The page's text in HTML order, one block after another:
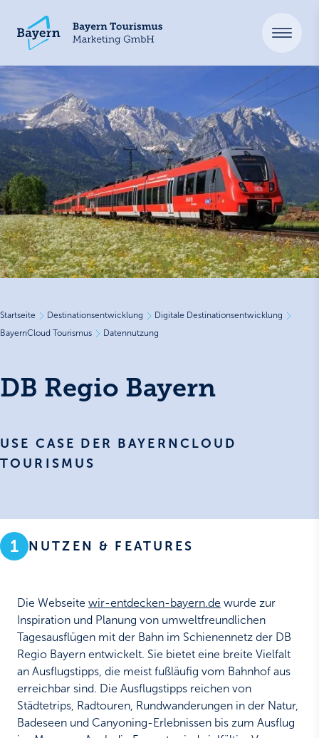
Startseite Destinationsentwicklung
Digitale Destinationsentwicklung
BayernCloud Tourismus
Datennutzung
DB Regio Bayern
USE CASE DER BAYERNCLOUD
TOURISMUS
1 NUTZEN & FEATURES
Die Webseite wir-entdecken-bayern.de wurde zur
Inspiration und Planung von umweltfreundlichen
Tagesausflügen mit der Bahn im Schienennetz der DB
Regio Bayern entwickelt. Sie bietet eine breite Vielfalt
an Ausflugstipps, die meist fußläufig vom Bahnhof aus
erreichbar sind. Die Ausflugstipps reichen von
Städtetrips, Radtouren, Rundwanderungen in der Natur,
Badeseen und Canyoning-Erlebnissen bis zum Ausflug